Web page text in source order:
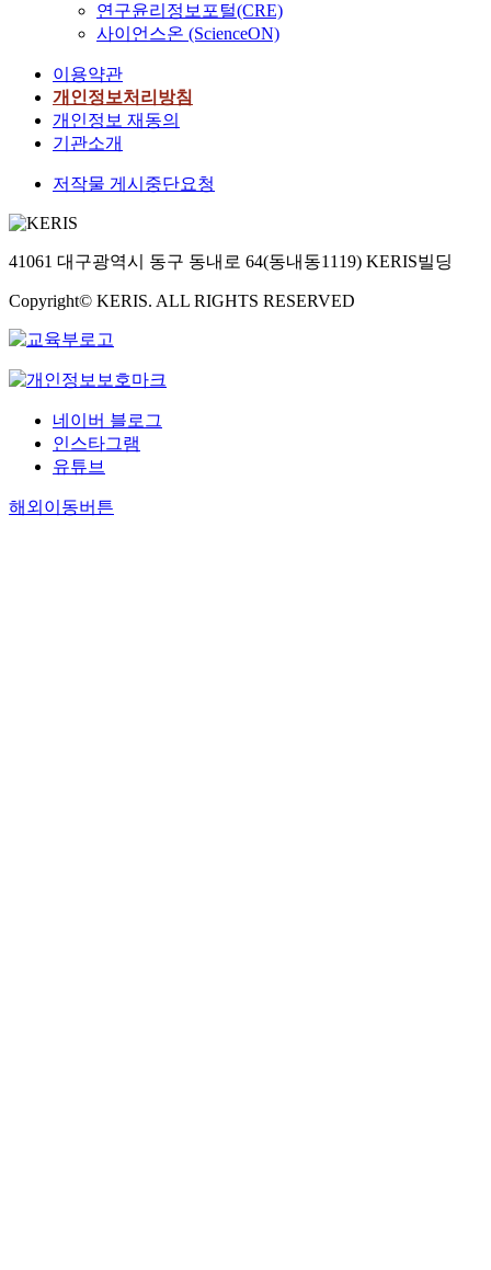
연구윤리정보포털(CRE)
사이언스온 (ScienceON)
이용약관
개인정보처리방침
개인정보 재동의
기관소개
저작물 게시중단요청
41061 대구광역시 동구 동내로 64(동내동1119) KERIS빌딩
Copyright© KERIS. ALL RIGHTS RESERVED
네이버 블로그
인스타그램
유튜브
해외이동버튼